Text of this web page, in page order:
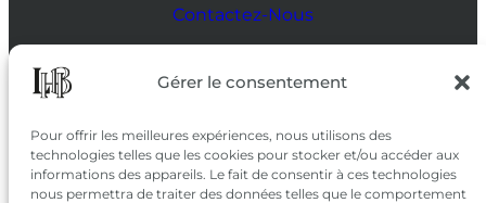
Gérer le consentement
Pour offrir les meilleures expériences, nous utilisons des
technologies telles que les cookies pour stocker et/ou accéder aux
informations des appareils. Le fait de consentir à ces technologies
nous permettra de traiter des données telles que le comportement
Contactez-Nous
SUIVEZ-NOUS
SUR LES RÉSEAUX